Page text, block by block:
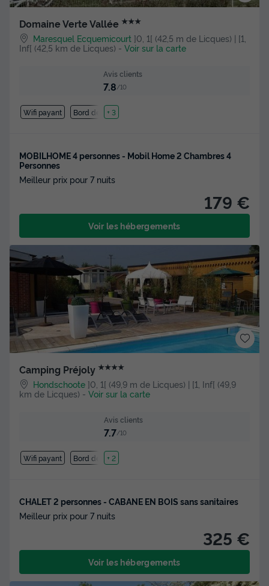
Domaine Verte Vallée ★★★
Maresquel Ecquemicourt ]0, 1[ (42,5 m de Licques) | [1,
Inf[ (42,5 km de Licques) - Voir sur la carte
Avis clients
7.8/10
Wifi payant Bord de mer
+ 3
MOBILHOME 4 personnes - Mobil Home 2 Chambres 4
Personnes
Meilleur prix pour 7 nuits
179 €
Voir les hébergements
Camping Préjoly ★★★★
Hondschoote ]0, 1[ (49,9 m de Licques) | [1, Inf[ (49,9
km de Licques) - Voir sur la carte
Avis clients
7.7/10
Wifi payant Bord de mer
+ 2
CHALET 2 personnes - CABANE EN BOIS sans sanitaires
Meilleur prix pour 7 nuits
325 €
Voir les hébergements